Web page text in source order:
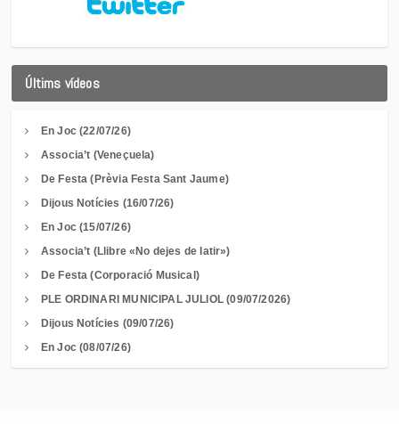
Últims vídeos
En Joc (22/07/26)
Associa’t (Veneçuela)
De Festa (Prèvia Festa Sant Jaume)
Dijous Notícies (16/07/26)
En Joc (15/07/26)
Associa’t (Llibre «No dejes de latir»)
De Festa (Corporació Musical)
PLE ORDINARI MUNICIPAL JULIOL (09/07/2026)
Dijous Notícies (09/07/26)
En Joc (08/07/26)